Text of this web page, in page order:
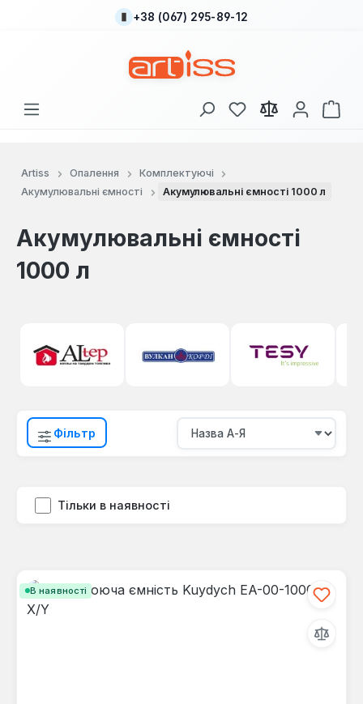
Перейти до основного вмісту
+38 (067) 295-89-12
У вас є 0 у списку
Artiss Опалення
Комплектуючі
Акумулювальні ємності
Акумулювальні ємності 1000 л
Акумулювальні ємності
1000 л
Фільтр
Тільки в наявності
В наявності